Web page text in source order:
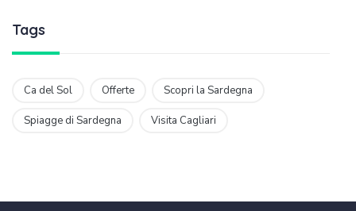
Tags
Ca del Sol Offerte Scopri la Sardegna
Spiagge di Sardegna Visita Cagliari